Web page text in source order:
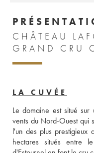
CHÂTEAU
LA CUVÉE
Le domaine est situé
vents du Nord-Ouest qui
l'un des plus prestigieux
hectares situés entre